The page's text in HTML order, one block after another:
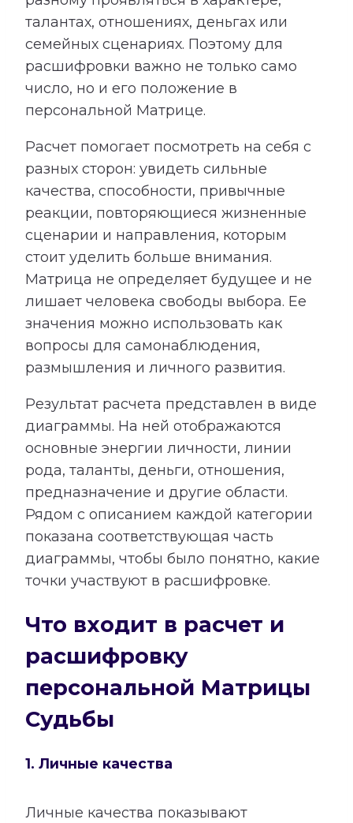
талантах, отношениях, деньгах или
семейных сценариях. Поэтому для
расшифровки важно не только само
число, но и его положение в
персональной Матрице.
Расчет помогает посмотреть на себя с
разных сторон: увидеть сильные
качества, способности, привычные
реакции, повторяющиеся жизненные
сценарии и направления, которым
стоит уделить больше внимания.
Матрица не определяет будущее и не
лишает человека свободы выбора. Ее
значения можно использовать как
вопросы для самонаблюдения,
размышления и личного развития.
Результат расчета представлен в виде
диаграммы. На ней отображаются
основные энергии личности, линии
рода, таланты, деньги, отношения,
предназначение и другие области.
Рядом с описанием каждой категории
показана соответствующая часть
диаграммы, чтобы было понятно, какие
точки участвуют в расшифровке.
Что входит в расчет и
расшифровку
персональной Матрицы
Судьбы
1. Личные качества
Личные качества показывают